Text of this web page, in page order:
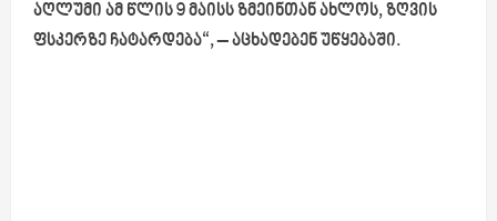
აღლუმი ამ წლის 9 მაისს ზმეინთან ახლოს, ზღვის
ფსკერზე ჩატარდება“, – აცხადებენ უწყებაში.